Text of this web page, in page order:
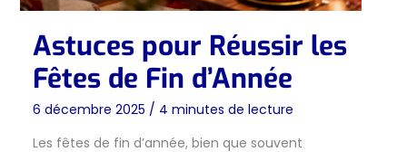
Astuces pour Réussir les
Fêtes de Fin d’Année
6 décembre 2025 / 4 minutes de lecture
Les fêtes de fin d’année, bien que souvent